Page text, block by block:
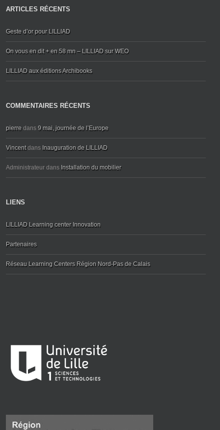
ARTICLES RÉCENTS
Geste d’or pour LILLIAD
On vous en dit + en 58 mn – LILLIAD sur WEO
LILLIAD aux éditions Archibooks
COMMENTAIRES RÉCENTS
pierre dans 9 mai, journée de l’Europe
Vincentdans Inauguration de LILLIAD
Administrateur dans Installation du mobilier
LIENS
LILLIAD Learning center Innovation
Partenaires
Réseau Learning Centers Région Nord-Pas de Calais